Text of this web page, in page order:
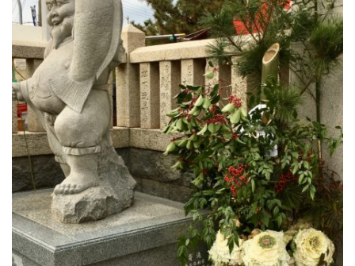
3月の声が聞こえるとすっかり春らしくな
り、明石公園の梅の花も満開で、寒い冬がよう
やく終わりを迎えて穏やかな日が訪れるよ…
2025.12.28
今年もあと数日になりましたね。歳を重ねると一年が過ぎるのが
本当に早く感じますが、忙しい日々が本当に有り難く思います。
分刻…
2026年8月
月 火 水 木 金 土 日